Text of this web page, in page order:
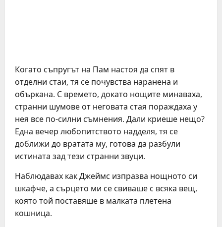
Когато съпругът на Пам настоя да спят в
отделни стаи, тя се почувства наранена и
объркана. С времето, докато нощите минаваха,
странни шумове от неговата стая пораждаха у
нея все по-силни съмнения. Дали криеше нещо?
Една вечер любопитството надделя, тя се
доближи до вратата му, готова да разбули
истината зад тези странни звуци.
Наблюдавах как Джеймс изпразва нощното си
шкафче, а сърцето ми се свиваше с всяка вещ,
която той поставяше в малката плетена
кошница.